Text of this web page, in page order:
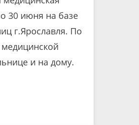
30 июня на базе
г.Ярославля. По
и на дому.